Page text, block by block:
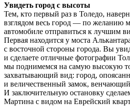
Увидеть город с высоты
Тем, кто первый раз в Толедо,
взглядом весь город — по желанию
автомобиле отправиться к лучшим
Первая находится у моста
с восточной стороны города. Вы
и сделаете отличные фотографии
мы поднимемся на самую высокую
захватывающий вид: город,
и величественный замок,
И заключительную остановку
Мартина с видом на Еврейский